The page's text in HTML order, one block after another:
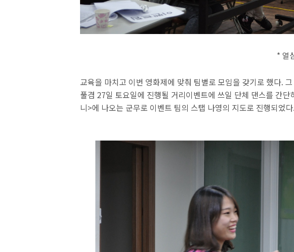
* 열
교육을 마치고 이번 영화제에 맞춰 팀별로 모임을 갖기로 했다.
풀겸 27일 토요일에 진행될 거리이벤트에 쓰일 단체 댄스를 간단
니>에 나오는 군무로 이벤트 팀의 스탭 나영의 지도로 진행되었